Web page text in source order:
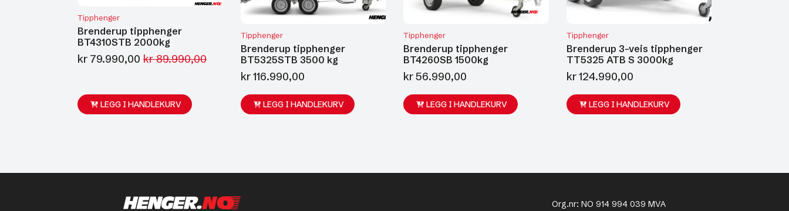
Tipphenger
Brenderup tipphenger
BT4310STB 2000kg
kr89.990,00
Opprinnelig
kr 89.990,00.
kr 79.990,00
Nåværende
kr 79.990,00.
LEGG I HANDLEKURV
Tipphenger
Brenderup tipphenger
BT5325STB 3500 kg
kr116.990,00
LEGG I HANDLEKURV
Tipphenger
Brenderup tipphenger
BT4260SB 1500kg
kr56.990,00
LEGG I HANDLEKURV
Tipphenger
Brenderup 3-veis tipphenger
TT5325 ATB S 3000kg
kr124.990,00
LEGG I HANDLEKURV
Org.nr: NO 914 994 039 MVA